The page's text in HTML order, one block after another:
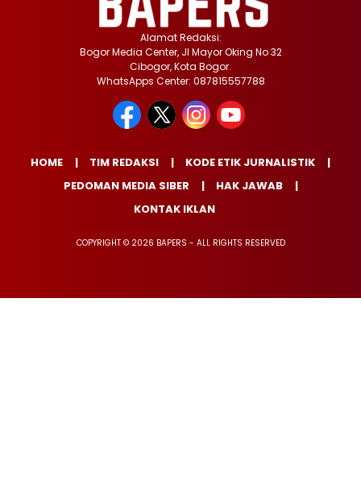
Alamat Redaksi:
Bogor Media Center, Jl Mayor Oking No 32
Cibogor, Kota Bogor.
WhatsApps Center: 087815557788
HOME TIM REDAKSI
KODE ETIK JURNALISTIK
PEDOMAN MEDIA SIBER
HAK JAWAB
KONTAK IKLAN
COPYRIGHT © 2026 BAPERS - ALL RIGHTS RESERVED